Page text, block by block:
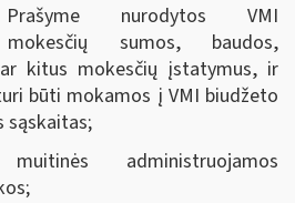
nurodytos VMI
mokesčių sumos, baudos,
kitus mokesčių įstatymus, ir
būti mokamos į VMI biudžeto
sąskaitas;
administruojamos